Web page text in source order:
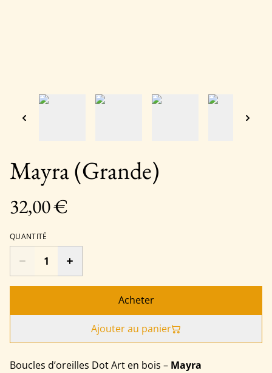
Mayra (Grande)
32,00 €
QUANTITÉ
Acheter
Ajouter au panier
Boucles d’oreilles Dot Art en bois – Mayra